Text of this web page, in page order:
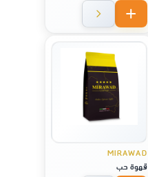
MIRAWAD
قهوة حب